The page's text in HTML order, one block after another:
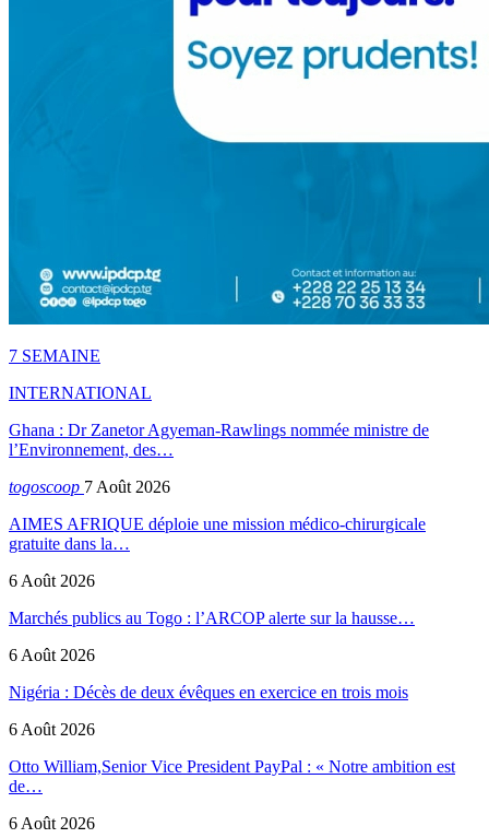
7 SEMAINE
INTERNATIONAL
Ghana : Dr Zanetor Agyeman-Rawlings nommée ministre de
l’Environnement, des…
togoscoop 7 Août 2026
AIMES AFRIQUE déploie une mission médico-chirurgicale
gratuite dans la…
6 Août 2026
Marchés publics au Togo : l’ARCOP alerte sur la hausse…
6 Août 2026
Nigéria : Décès de deux évêques en exercice en trois mois
6 Août 2026
Otto William,Senior Vice President PayPal : « Notre ambition est
de…
6 Août 2026